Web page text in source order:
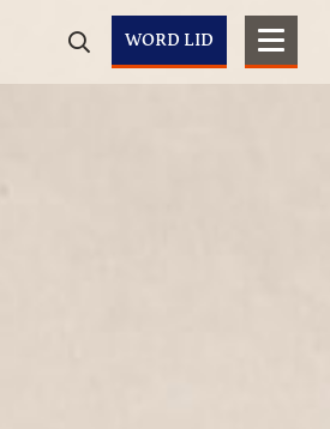
WORD LID